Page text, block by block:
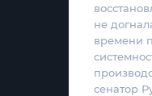
не
времени
сенатор